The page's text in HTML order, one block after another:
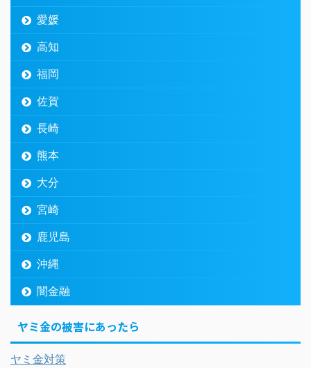
愛媛
高知
福岡
佐賀
長崎
熊本
大分
宮崎
鹿児島
沖縄
闇金融
ヤミ金の被害にあったら
ヤミ金対策